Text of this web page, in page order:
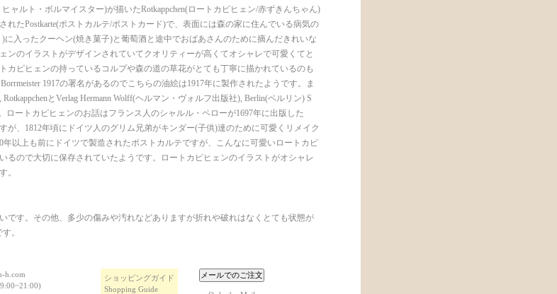
ヒャルト・ボルマイスター)が描いたRotkappchen(ロートカピヒェン/赤ずきんちゃん)
れたPostkarte(ポストカルテ/ポストカード)で、表面には森の家に住んでいる病気の
に入ったクーヘン(焼き菓子)と葡萄酒と途中でおばあさんのために摘んだきれいな
ンのイラストがデザインされていてクオリティーが高くてオシャレで可愛くてと
カピヒェンの持っているコルプや森の道の草花がとても丁寧に描かれているのも
1917の署名があるのでこちらの油絵は1917年に製作されたようです。ま
RotkappchenとVerlag Hermann Wolff(ヘルマン・ヴォルフ出版社), Berlin(ベルリン) S
ロートカピヒェンのお話はフランス人のシャルル・ペローが1697年に出版した
が、1812年頃にドイツ人のグリム兄弟がキンダー(子供)達のために可愛くリメイク
年以上も前にドイツで製造されたポストカルテですが、こんなに可愛いロートカピ
るので大切に保存されていたようです。ロートカピヒェンのイラストがオシャレ
。
です。その他、多少の傷みや汚れなどありますが折れや破れはなくとても状態が
。
h.com
ショッピングガイド
Shopping Guide